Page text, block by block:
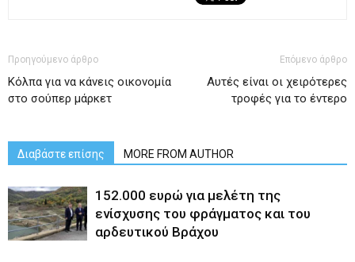
Προηγούμενο άρθρο
Κόλπα για να κάνεις οικονομία
στο σούπερ μάρκετ
Επόμενο άρθρο
Αυτές είναι οι χειρότερες
τροφές για το έντερο
Διαβάστε επίσης MORE FROM AUTHOR
152.000 ευρώ για μελέτη της
ενίσχυσης του φράγματος και του
αρδευτικού Βράχου